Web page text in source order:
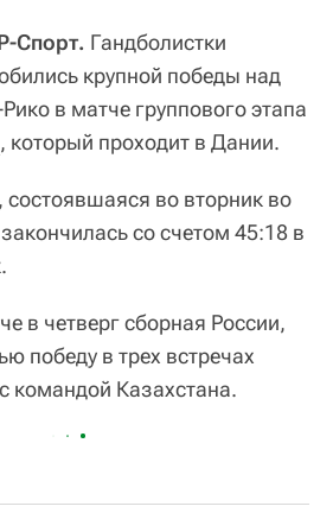
Спорт. Гандболистки
крупной победы над
в матче группового этапа
, который проходит в Дании.
состоявшаяся во вторник во
со счетом 45:18 в
в четверг сборная России,
победу в трех встречах
командой Казахстана.